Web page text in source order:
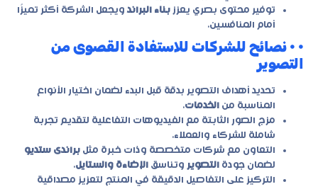
توفير محتوى بصري يعزز بناء البراندويجعل الشركة أكثر تميزًا
أمام المنافسين.
• • نصائح للشركات للاستفادة القصوى من
التصوير
تحديد أهداف التصوير بدقة قبل البدء لضمان اختيار الأنواع
المناسبة من الخدمات.
مزج الصور الثابتة مع الفيديوهات التفاعلية لتقديم تجربة
شاملة للشركاء والعملاء.
التعاون مع شركات متخصصة وذات خبرة مثل براندى ستديو
لضمان جودة التصوير وتناسق الإضاءة والستايل.
التركيز على التفاصيل الدقيقة في المنتج لتعزيز مصداقية